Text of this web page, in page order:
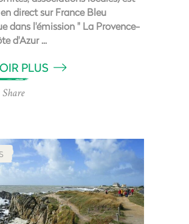
direct sur France Bleu
dans l'émission " La Provence-
d'Azur
PLUS
Share